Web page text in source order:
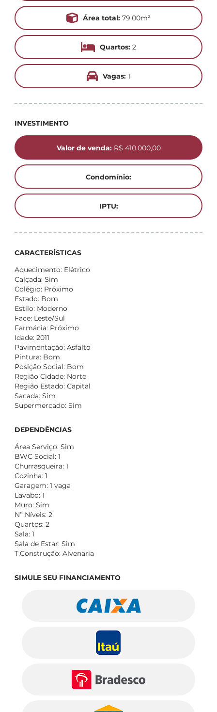
Área total:79,00m²
Quartos:2
Vagas: 1
INVESTIMENTO
Valor de venda:R$ 410.000,00
Condomínio:
IPTU:
CARACTERÍSTICAS
Aquecimento: Elétrico
Calçada: Sim
Colégio: Próximo
Estado: Bom
Estilo: Moderno
Face: Leste/Sul
Farmácia: Próximo
Idade: 2011
Pavimentação: Asfalto
Pintura: Bom
Posição Social: Bom
Região Cidade: Norte
Região Estado: Capital
Sacada: Sim
Supermercado: Sim
DEPENDÊNCIAS
Área Serviço: Sim
BWC Social: 1
Churrasqueira: 1
Cozinha: 1
Garagem: 1 vaga
Lavabo: 1
Muro: Sim
Nº Níveis: 2
Quartos: 2
Sala: 1
Sala de Estar: Sim
T.Construção: Alvenaria
SIMULE SEU FINANCIAMENTO